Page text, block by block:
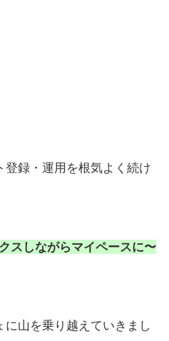
登録・運用を根気よく続け
スしながらマイペースに〜
山を乗り越えていきまし